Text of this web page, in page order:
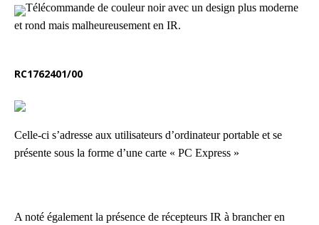
Télécommande de couleur noir avec un design plus moderne
et rond mais malheureusement en IR.
RC1762401/00
Celle-ci s’adresse aux utilisateurs d’ordinateur portable et se
présente sous la forme d’une carte « PC Express »
A noté également la présence de récepteurs IR à brancher en